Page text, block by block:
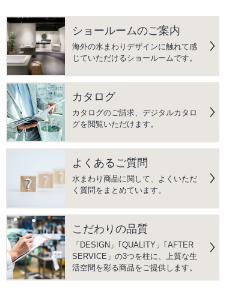
ショールームのご案内
海外の水まわりデザインに触れて感
じていただけるショールームです。
カタログ
カタログのご請求、デジタルカタロ
グを閲覧いただけます。
よくあるご質問
水まわり商品に関して、よくいただ
く質問をまとめています。
こだわりの品質
「DESIGN」｢QUALITY」｢AFTER
SERVICE」の3つを柱に、上質な生
活空間を彩る商品をご提供します。